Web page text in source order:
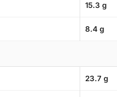
15.3 g
8.4 g
23.7 g